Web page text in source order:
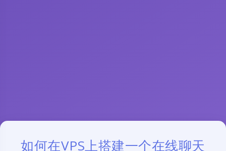
如何在VPS上搭建一个在线聊天